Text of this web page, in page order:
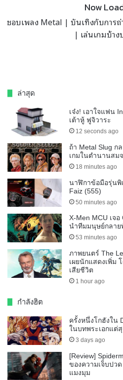
Now
ชอบเพลง Metal | บันเทิงกับการ
| เล่นเกมบ้าง
ล่าสุด
เจ๋ง! เอาใจแฟน
เต้าหู้ ฟูจิวาระ
12 seconds ago
ถ้า Metal Slug ก
เกมในตำนานสม
18 minutes ago
นาฬิกาข้อมือรุ่นพิ
Faiz (555)
50 minutes ago
X-Men MCU เจ
นำทีมมนุษย์กลาย
53 minutes ago
ภาพยนตร์ The
เผยนักแสดงเพิ่ม
เสียชีวิต
1 hour ago
กำลังฮิต
ครั้งหนึ่งโกฮังใน
ในบทพระเอกแต่
3 days ago
[Review]
ของความเจ็บปว
แมงมุม